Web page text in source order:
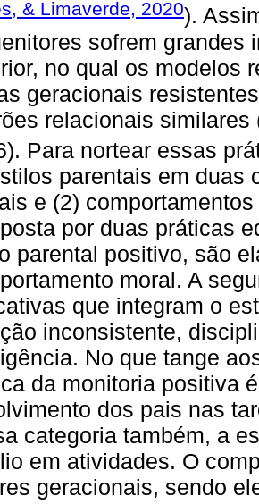
& Limaverde, 2020).
sofrem grandes
no qual os modelos
geracionais
relacionais
Para nortear essas
parentais em duas
e (2)
por duas práticas
parental positivo, são
moral. A
que integram o
inconsistente,
No que tange
da monitoria positiva
dos pais nas
categoria também, a
em atividades. O
geracionais, sendo